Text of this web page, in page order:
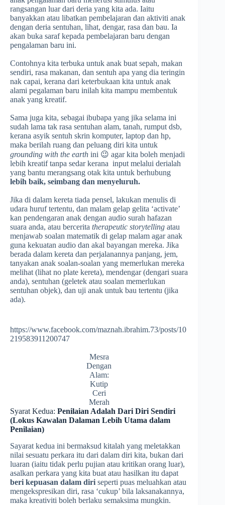
rangsangan luar dari deria yang kita ada. Iaitu
banyakkan atau libatkan pembelajaran dan aktiviti anak
dengan deria sentuhan, lihat, dengar, rasa dan bau. Ia
akan buka saraf kepada pembelajaran baru dengan
pengalaman baru ini.
Contohnya kita terbuka untuk anak buat sepah, makan
sendiri, rasa makanan, dan sentuh apa yang dia teringin
nak capai, kerana dari keterbukaan kita untuk anak
alami pegalaman baru inilah kita mampu membentuk
anak yang kreatif.
Sama juga kita, sebagai ibubapa yang jika selama ini
sudah lama tak rasa sentuhan alam, tanah, rumput dsb,
kerana asyik sentuh skrin komputer, laptop dan hp,
maka berilah ruang dan peluang diri kita untuk
grounding with the earth ini 😉 agar kita boleh menjadi
lebih kreatif tanpa sedar kerana input melalui derialah
yang bantu merangsang otak kita untuk berhubung
lebih baik, seimbang dan menyeluruh.
Jika di dalam kereta tiada pensel, lakukan menulis di
udara huruf tertentu, dan malam gelap gelita ‘activate’
kan pendengaran anak dengan audio surah hafazan
suara anda, atau bercerita therapeutic storytelling atau
menjawab soalan matematik di gelap malam agar anak
guna kekuatan audio dan akal bayangan mereka. Jika
berada dalam kereta dan perjalanannya panjang, jem,
tanyakan anak soalan-soalan yang memerlukan mereka
melihat (lihat no plate kereta), mendengar (dengari suara
anda), sentuhan (geletek atau soalan memerlukan
sentuhan objek), dan uji anak untuk bau tertentu (jika
ada).
https://www.facebook.com/maznah.ibrahim.73/posts/10
219583911200747
Mesra
Dengan
Alam:
Kutip
Ceri
Merah
Syarat Kedua: Penilaian Adalah Dari Diri Sendiri
(Lokus Kawalan Dalaman Lebih Utama dalam
Penilaian)
Sayarat kedua ini bermaksud kitalah yang meletakkan
nilai sesuatu perkara itu dari dalam diri kita, bukan dari
luaran (iaitu tidak perlu pujian atau kritikan orang luar),
asalkan perkara yang kita buat atau hasilkan itu dapat
beri kepuasan dalam diri seperti puas meluahkan atau
mengekspresikan diri, rasa ‘cukup’ bila laksanakannya,
maka kreativiti boleh berlaku semaksima mungkin.